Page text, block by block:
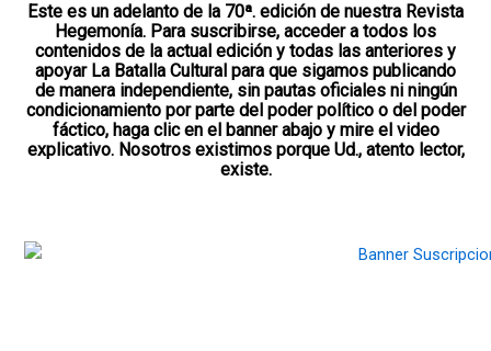
Este es un adelanto de la 70ª. edición de nuestra Revista
Hegemonía. Para suscribirse, acceder a todos los
contenidos de la actual edición y todas las anteriores y
apoyar La Batalla Cultural para que sigamos publicando
de manera independiente, sin pautas oficiales ni ningún
condicionamiento por parte del poder político o del poder
fáctico, haga clic en el banner abajo y mire el video
explicativo. Nosotros existimos porque Ud., atento lector,
existe.